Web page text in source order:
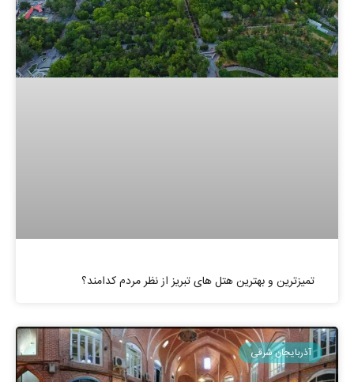
تمیزترین و بهترین هتل های تبریز از نظر مردم کدامند؟
آذربایجان شرقی